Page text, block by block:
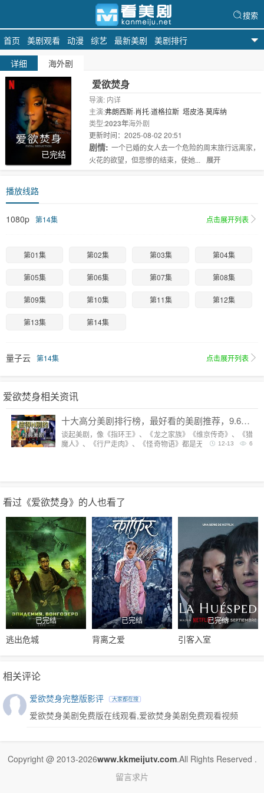
首页 美剧观看 动漫 综艺 最新美剧 美剧排行
搜索
详细 海外剧
已完结
爱欲焚身
导演: 内详
主演:弗朗西斯·肖托·道格拉斯 塔皮洛·莫库纳
类型:2023年海外剧
更新时间：2025-08-02 20:51
剧情: 一个已婚的女人去一个危险的周末旅行远离家，
火花的欲望，但悲惨的结束，使她...
展开
播放线路
1080p 第14集 点击展开列表
第01集 第02集 第03集 第04集
第05集 第06集 第07集 第08集
第09集 第10集 第11集 第12集
第13集 第14集
量子云 第14集 点击展开列表
爱欲焚身相关资讯
十大高分美剧排行榜，最好看的美剧推荐，9.6分神剧扎堆
谈起美剧，像《指环王》、《龙之家族》《维京传奇》、《猎
魔人》、《行尸走肉》、《怪奇物语》都是无法复制的经典，
6
12-13
看过《爱欲焚身》的人也看了
已完结
逃出危城
已完结
背离之爱
已完结
引客入室
相关评论
爱欲焚身完整版影评 大家都在搜
爱欲焚身美剧免费版在线观看,爱欲焚身美剧免费观看视频
Copyright @ 2013-2026www.kkmeijutv.com.All Rights Reserved .
留言求片